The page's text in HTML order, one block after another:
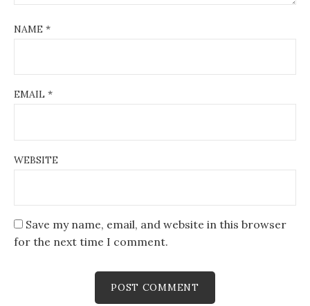
NAME *
EMAIL *
WEBSITE
Save my name, email, and website in this browser
for the next time I comment.